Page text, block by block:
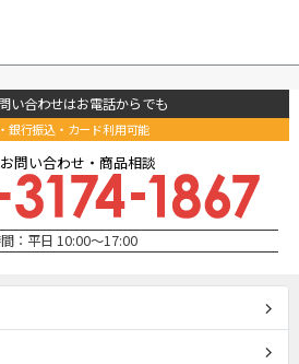
い合わせはお電話からでも
銀行振込・カード利用可能
問い合わせ・商品相談
：平日 10:00～17:00